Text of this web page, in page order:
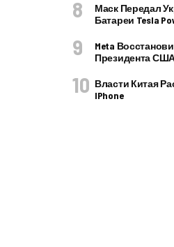
Маск Передал
Батареи Tesla
Meta
Президента
Власти Китая
IPhone